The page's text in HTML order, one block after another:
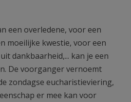
een overledene, voor een
moeilijke kwestie, voor een
dankbaarheid,... kan je een
De voorganger vernoemt
zondagse eucharistieviering,
er mee kan voor